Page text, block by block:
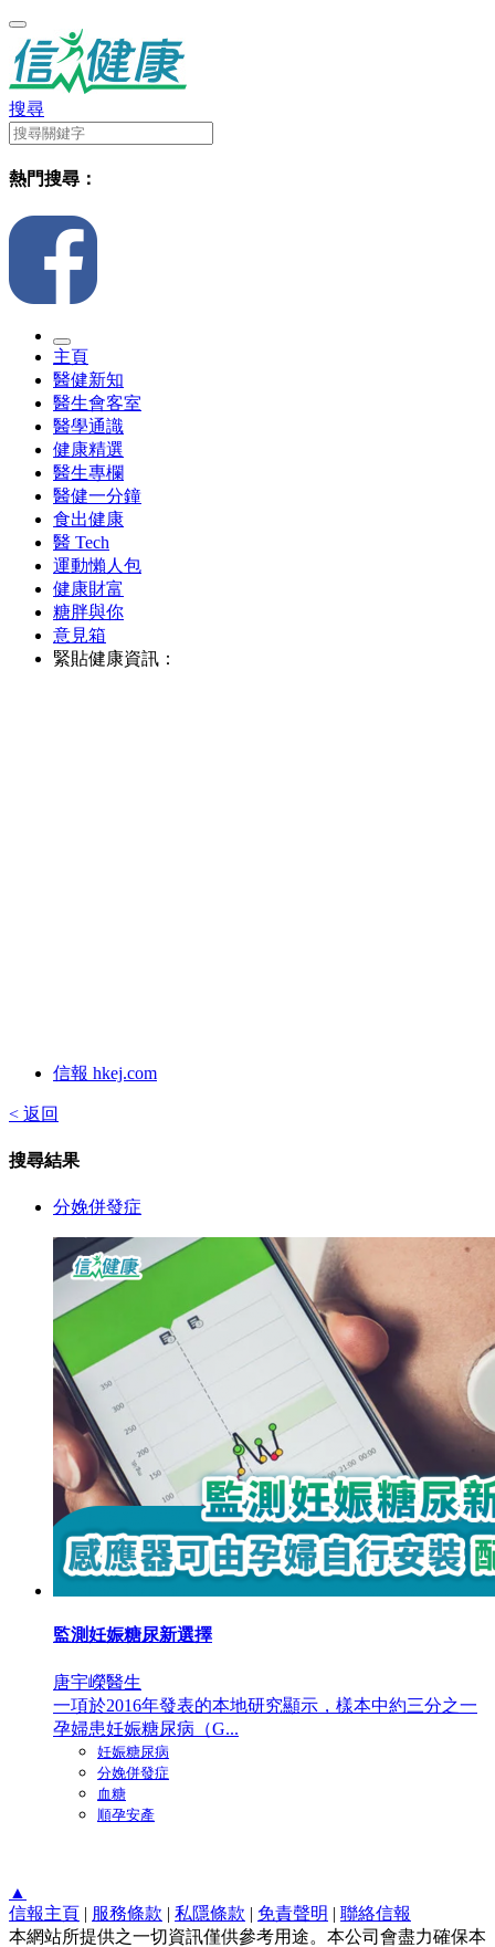
搜尋
熱門搜尋：
主頁
醫健新知
醫生會客室
醫學通識
健康精選
醫生專欄
醫健一分鐘
食出健康
醫 Tech
運動懶人包
健康財富
糖胖與你
意見箱
緊貼健康資訊：
信報 hkej.com
< 返回
搜尋結果
分娩併發症
監測妊娠糖尿新選擇
唐宇嶸醫生
一項於2016年發表的本地研究顯示，樣本中約三分之一
孕婦患妊娠糖尿病（G...
妊娠糖尿病
分娩併發症
血糖
順孕安產
▲
信報主頁 | 服務條款 | 私隱條款 | 免責聲明 | 聯絡信報
本網站所提供之一切資訊僅供參考用途。本公司會盡力確保本